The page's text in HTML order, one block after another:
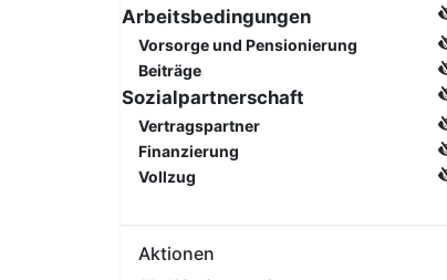
Arbeitsbedingungen
Vorsorge und Pensionierung
Beiträge
Sozialpartnerschaft
Vertragspartner
Finanzierung
Vollzug
Aktionen